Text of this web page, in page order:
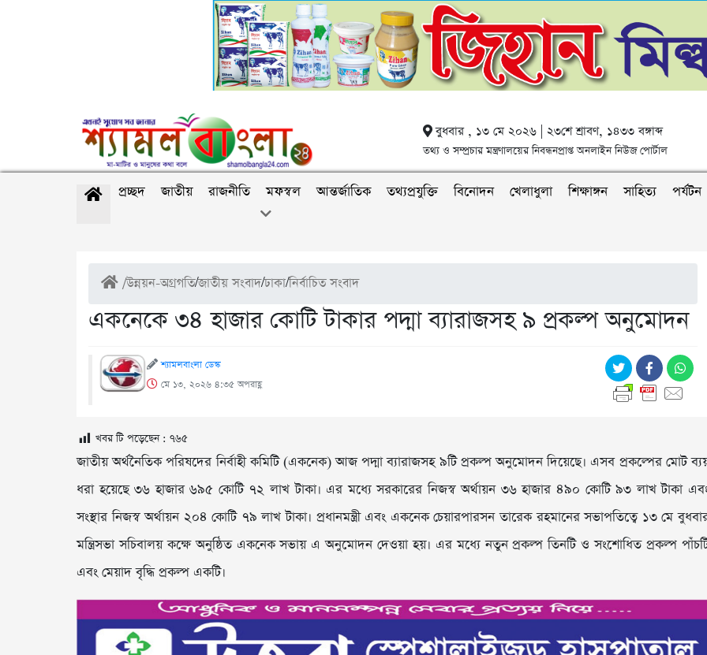
বুধবার , ১৩ মে ২০২৬ | ২৩শে শ্রাবণ, ১৪৩৩ বঙ্গাব্দ
তথ্য ও সম্প্রচার মন্ত্রণালয়ের নিবন্ধনপ্রাপ্ত অনলাইন নিউজ পোর্টাল
প্রচ্ছদ জাতীয় রাজনীতি মফস্বল আন্তর্জাতিক তথ্যপ্রযুক্তি বিনোদন খেলাধুলা শিক্ষাঙ্গন সাহিত্য পর্যটন
/উন্নয়ন-অগ্রগতি/জাতীয় সংবাদ/ঢাকা/নির্বাচিত সংবাদ
একনেকে ৩৪ হাজার কোটি টাকার পদ্মা ব্যারাজসহ ৯ প্রকল্প অনুমোদন
শ্যামলবাংলা ডেস্ক
মে ১৩, ২০২৬ ৪:৩৫ অপরাহ্ণ
খবর টি পড়েছেন : ৭৬৫
জাতীয় অর্থনৈতিক পরিষদের নির্বাহী কমিটি (একনেক) আজ পদ্মা ব্যারাজসহ ৯টি প্রকল্প অনুমোদন দিয়েছে। এসব প্রকল্পের মোট
ধরা হয়েছে ৩৬ হাজার ৬৯৫ কোটি ৭২ লাখ টাকা। এর মধ্যে সরকারের নিজস্ব অর্থায়ন ৩৬ হাজার ৪৯০ কোটি ৯৩ লাখ টাকা
সংস্থার নিজস্ব অর্থায়ন ২০৪ কোটি ৭৯ লাখ টাকা। প্রধানমন্ত্রী এবং একনেক চেয়ারপারসন তারেক রহমানের সভাপতিত্বে ১৩ মে
মন্ত্রিসভা সচিবালয় কক্ষে অনুষ্ঠিত একনেক সভায় এ অনুমোদন দেওয়া হয়। এর মধ্যে নতুন প্রকল্প তিনটি ও সংশোধিত প্রকল্প
এবং মেয়াদ বৃদ্ধি প্রকল্প একটি।